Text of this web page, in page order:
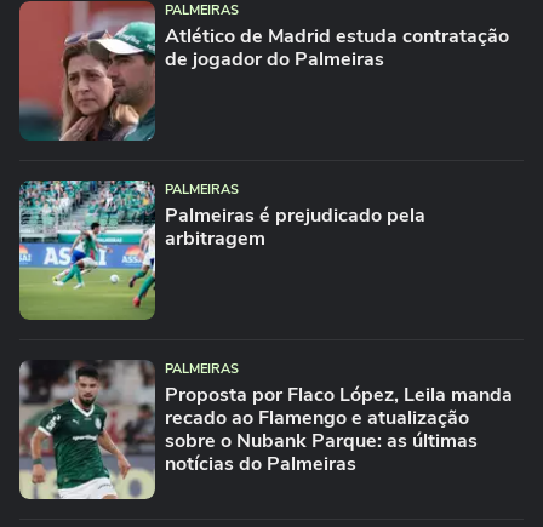
PALMEIRAS
Atlético de Madrid estuda contratação
de jogador do Palmeiras
PALMEIRAS
Palmeiras é prejudicado pela
arbitragem
PALMEIRAS
Proposta por Flaco López, Leila manda
recado ao Flamengo e atualização
sobre o Nubank Parque: as últimas
notícias do Palmeiras